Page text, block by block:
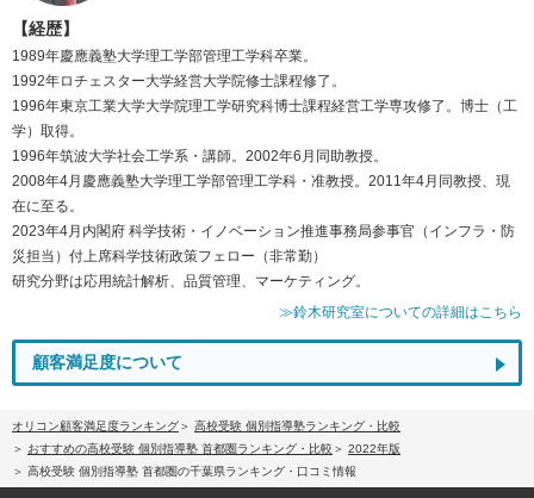
【経歴】
1989年慶應義塾大学理工学部管理工学科卒業。
1992年ロチェスター大学経営大学院修士課程修了。
1996年東京工業大学大学院理工学研究科博士課程経営工学専攻修了。博士（工
学）取得。
1996年筑波大学社会工学系・講師。2002年6月同助教授。
2008年4月慶應義塾大学理工学部管理工学科・准教授。2011年4月同教授、現
在に至る。
2023年4月内閣府 科学技術・イノベーション推進事務局参事官（インフラ・防
災担当）付上席科学技術政策フェロー（非常勤）
研究分野は応用統計解析、品質管理、マーケティング。
≫鈴木研究室についての詳細はこちら
顧客満足度について
オリコン顧客満足度ランキング
高校受験 個別指導塾ランキング・比較
おすすめの高校受験 個別指導塾 首都圏ランキング・比較
2022年版
高校受験 個別指導塾 首都圏の千葉県ランキング・口コミ情報